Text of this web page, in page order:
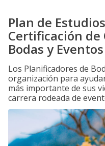
Plan de
Certificación de
Bodas y Eventos
Los Planificadores de
organización para
más importante de sus
carrera rodeada de